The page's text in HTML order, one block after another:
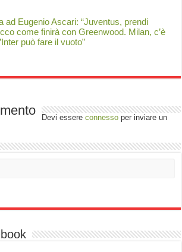
ad Eugenio Ascari: “Juventus, prendi
come finirà con Greenwood. Milan, c’è
può fare il vuoto”
Devi essereconnesso per inviare un